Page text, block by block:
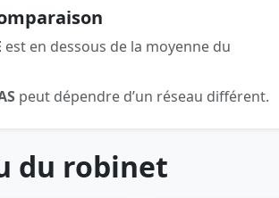
est en dessous de la moyenne du
peut dépendre d’un réseau différent.
du robinet